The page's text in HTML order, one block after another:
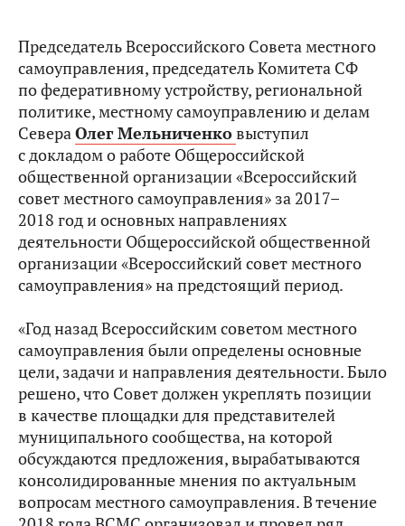
Председатель Всероссийского Совета местного
самоуправления, председатель Комитета СФ
по федеративному устройству, региональной
политике, местному самоуправлению и делам
СевераОлег Мельниченковыступил
с докладом о работе Общероссийской
общественной организации «Всероссийский
совет местного самоуправления» за 2017–
2018 год и основных направлениях
деятельности Общероссийской общественной
организации «Всероссийский совет местного
самоуправления» на предстоящий период.
«Год назад Всероссийским советом местного
самоуправления были определены основные
цели, задачи и направления деятельности. Было
решено, что Совет должен укреплять позиции
в качестве площадки для представителей
муниципального сообщества, на которой
обсуждаются предложения, вырабатываются
консолидированные мнения по актуальным
вопросам местного самоуправления. В течение